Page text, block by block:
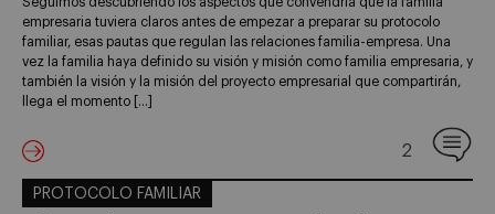
empresaria tuviera claros antes de empezar a preparar su protocolo
familiar, esas pautas que regulan las relaciones familia-empresa. Una
vez la familia haya definido su visión y misión como familia empresaria, y
también la visión y la misión del proyecto empresarial que compartirán,
llega el momento […]
2
PROTOCOLO FAMILIAR